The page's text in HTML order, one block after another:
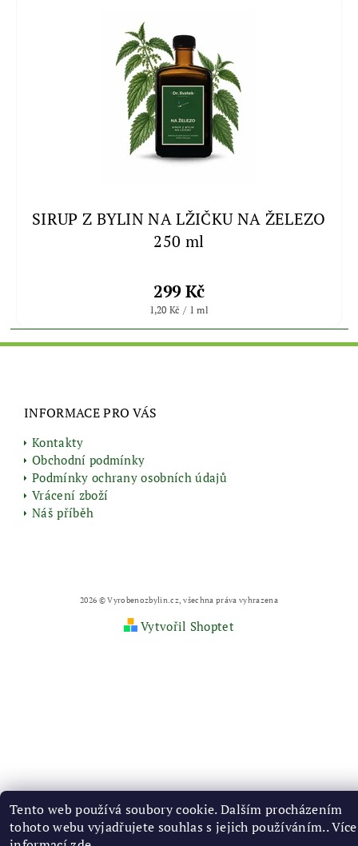
SIRUP Z BYLIN NA LŽIČKU NA ŽELEZO
250 ml
299 Kč
1,20 Kč / 1 ml
INFORMACE PRO VÁS
Kontakty
Obchodní podmínky
Podmínky ochrany osobních údajů
Vrácení zboží
Náš příběh
2026 © Vyrobenozbylin.cz, všechna práva vyhrazena
Vytvořil Shoptet
Tento web používá soubory cookie. Dalším procházením
tohoto webu vyjadřujete souhlas s jejich používáním.. Více